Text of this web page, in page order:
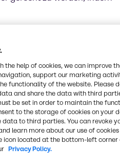
die die Haut
beruhigen, z. B. CosVivet
Lösungen, die
und
die sich
die langfristige
– steigert die
für sichtbare
ein veganes,
nächsten Generation, das
und ein jugendliches
the help of cookies, we can improve
support our marketing
functionality of the website. Please
and share the data with third
be set in order to maintain the
to the storage of cookies on your
to third parties. You can revoke
learn more about our use of cookies
icon located at the bottom-left corner
Privacy Policy.